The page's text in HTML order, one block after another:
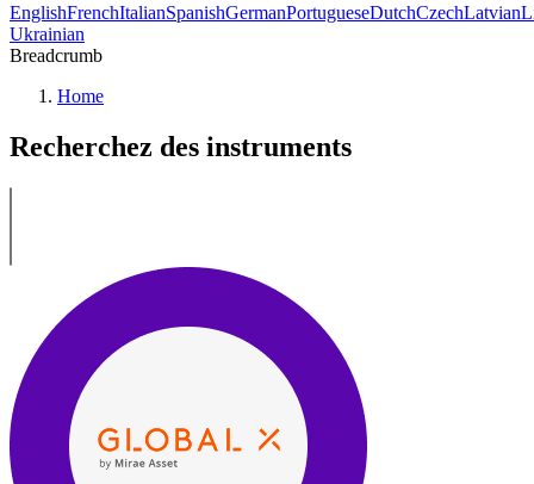
EnglishFrenchItalianSpanishGermanPortugueseDutchCzechLatvian
Ukrainian
Breadcrumb
Home
Recherchez des instruments